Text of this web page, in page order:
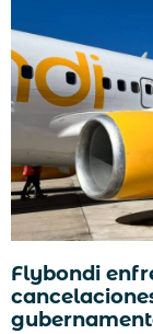
Flybondi